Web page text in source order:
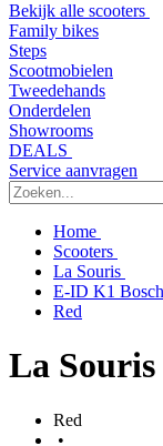
Bekijk alle scooters
Family bikes
Steps
Scootmobielen
Tweedehands
Onderdelen
Showrooms
DEALS
Service aanvragen
Home
Scooters
La Souris
E-ID K1 Bosch
Red
La
Red
•